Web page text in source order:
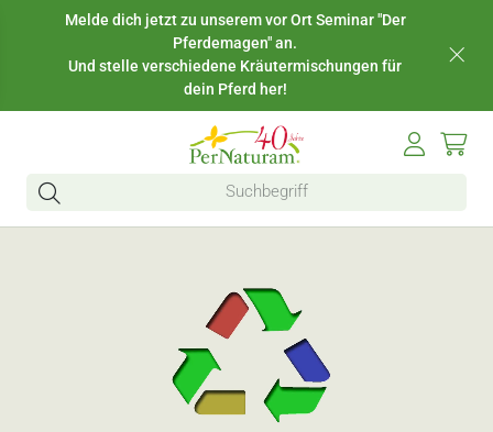
Melde dich jetzt zu unserem vor Ort Seminar "Der
Pferdemagen" an.
Und stelle verschiedene Kräutermischungen für
dein Pferd her!